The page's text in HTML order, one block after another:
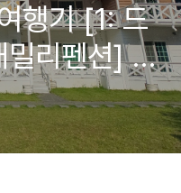
행기 [1: 드
밀리펜션] -
[1: Accom.